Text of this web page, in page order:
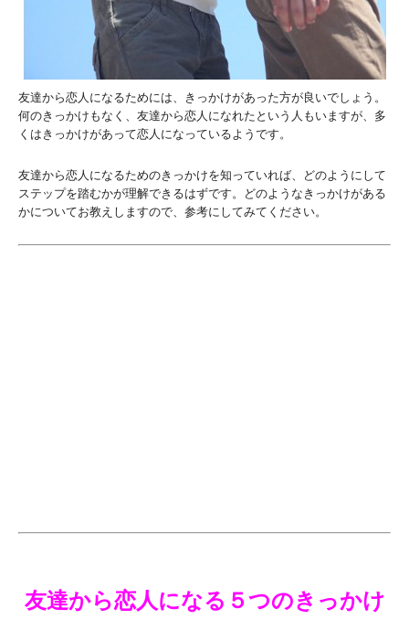
友達から恋人になるためには、きっかけがあった方が良いでしょう。
何のきっかけもなく、友達から恋人になれたという人もいますが、多
くはきっかけがあって恋人になっているようです。
友達から恋人になるためのきっかけを知っていれば、どのようにして
ステップを踏むかが理解できるはずです。どのようなきっかけがある
かについてお教えしますので、参考にしてみてください。
友達から恋人になる５つのきっかけ